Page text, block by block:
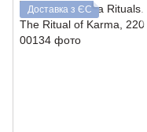
Доставка з ЄС